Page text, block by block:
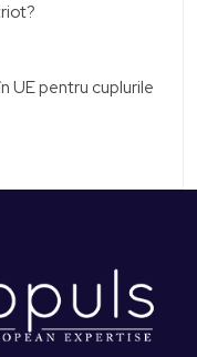
UE pentru cuplurile